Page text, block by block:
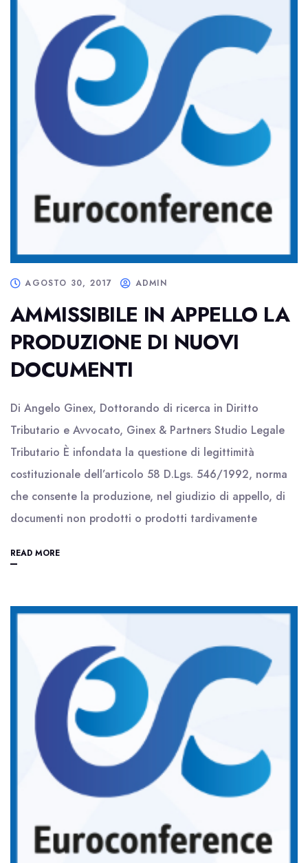
AGOSTO 30, 2017 ADMIN
AMMISSIBILE IN APPELLO LA
PRODUZIONE DI NUOVI
DOCUMENTI
Di Angelo Ginex, Dottorando di ricerca in Diritto
Tributario e Avvocato, Ginex & Partners Studio Legale
Tributario È infondata la questione di legittimità
costituzionale dell’articolo 58 D.Lgs. 546/1992, norma
che consente la produzione, nel giudizio di appello, di
documenti non prodotti o prodotti tardivamente
READ MORE